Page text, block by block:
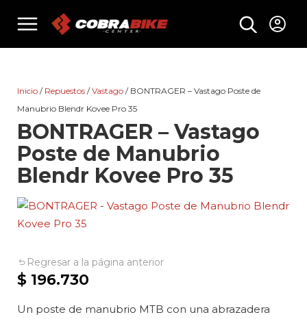
menu
Inicio / Repuestos /Vastago / BONTRAGER – Vastago Poste de
Manubrio Blendr Kovee Pro 35
BONTRAGER – Vastago
Poste de Manubrio
Blendr Kovee Pro 35
Regresar a la página anterior
$ 196.730
Un poste de manubrio MTB con una abrazadera